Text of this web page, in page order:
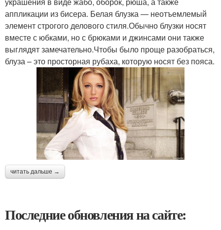
аппликации из бисера. Белая блузка — неотъемлемый
элемент строгого делового стиля.Обычно блузки носят
вместе с юбками, но с брюками и джинсами они также
выглядят замечательно.Чтобы было проще разобраться,
блуза – это просторная рубаха, которую носят без пояса.
читать дальше →
Последние обновления на сайте: